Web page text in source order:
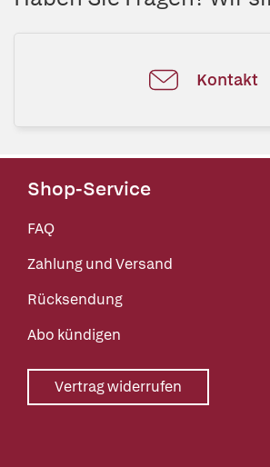
Kontakt
Shop-Service
FAQ
Zahlung und Versand
Rücksendung
Abo kündigen
Vertrag widerrufen